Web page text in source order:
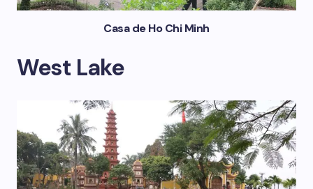
Casa de Ho Chi Minh
West Lake